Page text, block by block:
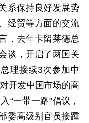
系保持良好发展势
经贸等方面的交流
，去年卡留莱德总
谈，开启了两国关
理接续3次参加中
开发中国市场的高
“一带一路”倡议，
委高级别官员接踵